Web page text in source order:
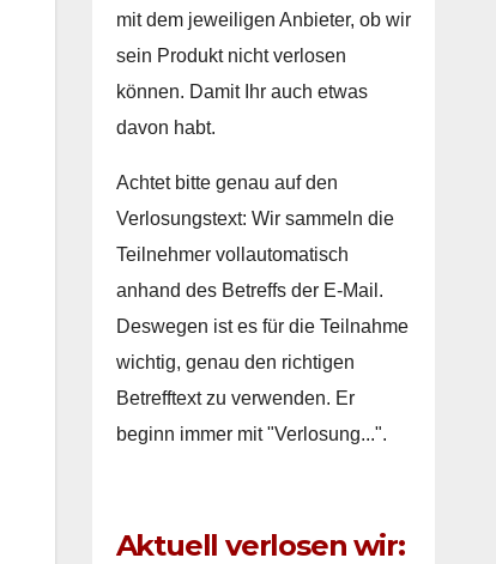
mit dem jeweiligen Anbieter, ob wir
sein Produkt nicht verlosen
können. Damit Ihr auch etwas
davon habt.
Achtet bitte genau auf den
Verlosungstext: Wir sammeln die
Teilnehmer vollautomatisch
anhand des Betreffs der E-Mail.
Deswegen ist es für die Teilnahme
wichtig, genau den richtigen
Betrefftext zu verwenden. Er
beginn immer mit "Verlosung...".
Aktuell verlosen wir: